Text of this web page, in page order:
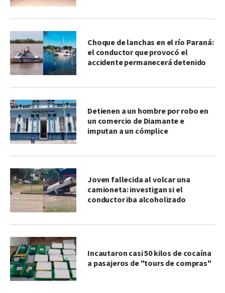
Choque de lanchas en el río Paraná:
el conductor que provocó el
accidente permanecerá detenido
Detienen a un hombre por robo en
un comercio de Diamante e
imputan a un cómplice
Joven fallecida al volcar una
camioneta: investigan si el
conductor iba alcoholizado
Incautaron casi 50 kilos de cocaína
a pasajeros de "tours de compras"